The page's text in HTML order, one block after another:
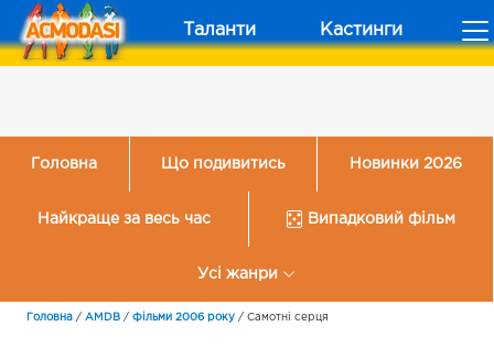
Таланти Кастинги
Головна Що подивитись Новинки 2026
Найкраще за весь час Випадковий фільм
Усі жанри
Головна / AMDB / Фільми 2006 року / Самотні серця